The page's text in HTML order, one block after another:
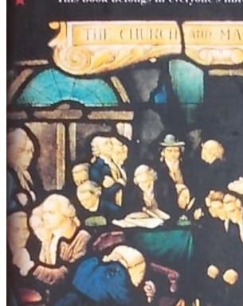
FILOZOFIJA,
FOTOGRAFIJA
GLAZBENA UMJETNOST
KAZALIŠTE, FILM
OD KNJIŽEVNOST
DO RELIGIJA
KNJIŽEVNOST
LIKOVNA UMJETNOST
LJEKOVITO BILJE I
MITOLOGIJA
POVIJEST I PUBLICISTIKA
PRIRODNE ZNANOSTI
PSIHOLOGIJA,
ALTERNATIVA
RAZNO
RELIGIJA
OD RJEČNIKA
DO ZEMLJOVIDA
RJEČNICI, GRAMATIKE,
ŠAH
SPORT
STRIPOVI
TEHNIČKE ZNANOSTI
TEORIJA I POVIJEST